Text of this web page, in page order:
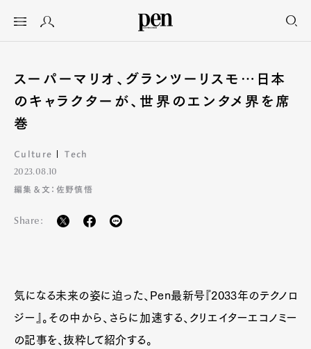
スーパーマリオ、グランツーリスモ…日本
のキャラクターが、世界のエンタメ界を席
巻
Culture Tech
2023.08.10
編集＆文：佐野慎悟
Share:
気になる未来の姿に迫った、Pen最新号『2033年のテクノロ
ジー』。その中から、さらに加速する、クリエイターエコノミー
の記事を、抜粋して紹介する。